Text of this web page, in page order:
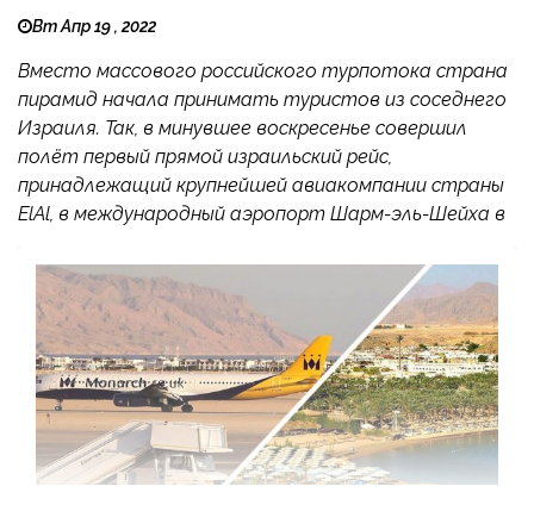
Вт Апр 19 , 2022
Вместо массового российского турпотока страна
пирамид начала принимать туристов из соседнего
Израиля. Так, в минувшее воскресенье совершил
полёт первый прямой израильский рейс,
принадлежащий крупнейшей авиакомпании страны
ElAl, в международный аэропорт Шарм-эль-Шейха в